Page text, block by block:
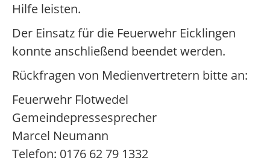
Hilfe leisten.
Der Einsatz für die Feuerwehr Eicklingen
konnte anschließend beendet werden.
Rückfragen von Medienvertretern bitte an:
Feuerwehr Flotwedel
Gemeindepressesprecher
Marcel Neumann
Telefon: 0176 62 79 1332